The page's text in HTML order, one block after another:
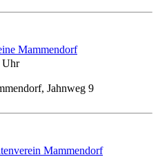
Mammendorf
Uhr
Jahnweg 9
Mammendorf